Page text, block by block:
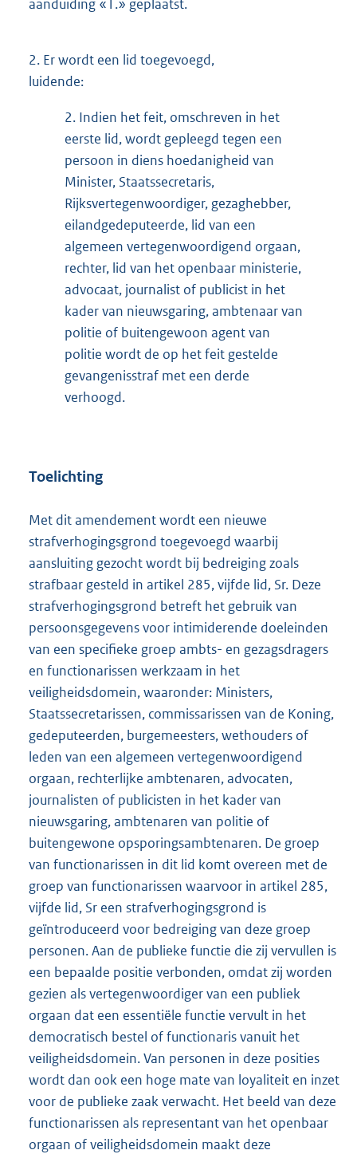
aanduiding «1.» geplaatst.
2. Er wordt een lid toegevoegd,
luidende:
2. Indien het feit, omschreven in het
eerste lid, wordt gepleegd tegen een
persoon in diens hoedanigheid van
Minister, Staatssecretaris,
Rijksvertegenwoordiger, gezaghebber,
eilandgedeputeerde, lid van een
algemeen vertegenwoordigend orgaan,
rechter, lid van het openbaar ministerie,
advocaat, journalist of publicist in het
kader van nieuwsgaring, ambtenaar van
politie of buitengewoon agent van
politie wordt de op het feit gestelde
gevangenisstraf met een derde
verhoogd.
Toelichting
Met dit amendement wordt een nieuwe
strafverhogingsgrond toegevoegd waarbij
aansluiting gezocht wordt bij bedreiging zoals
strafbaar gesteld in artikel 285, vijfde lid, Sr. Deze
strafverhogingsgrond betreft het gebruik van
persoonsgegevens voor intimiderende doeleinden
van een specifieke groep ambts- en gezagsdragers
en functionarissen werkzaam in het
veiligheidsdomein, waaronder: Ministers,
Staatssecretarissen, commissarissen van de Koning,
gedeputeerden, burgemeesters, wethouders of
leden van een algemeen vertegenwoordigend
orgaan, rechterlijke ambtenaren, advocaten,
journalisten of publicisten in het kader van
nieuwsgaring, ambtenaren van politie of
buitengewone opsporingsambtenaren. De groep
van functionarissen in dit lid komt overeen met de
groep van functionarissen waarvoor in artikel 285,
vijfde lid, Sr een strafverhogingsgrond is
geïntroduceerd voor bedreiging van deze groep
personen. Aan de publieke functie die zij vervullen is
een bepaalde positie verbonden, omdat zij worden
gezien als vertegenwoordiger van een publiek
orgaan dat een essentiële functie vervult in het
democratisch bestel of functionaris vanuit het
veiligheidsdomein. Van personen in deze posities
wordt dan ook een hoge mate van loyaliteit en inzet
voor de publieke zaak verwacht. Het beeld van deze
functionarissen als representant van het openbaar
orgaan of veiligheidsdomein maakt deze